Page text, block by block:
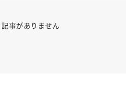
記事がありません